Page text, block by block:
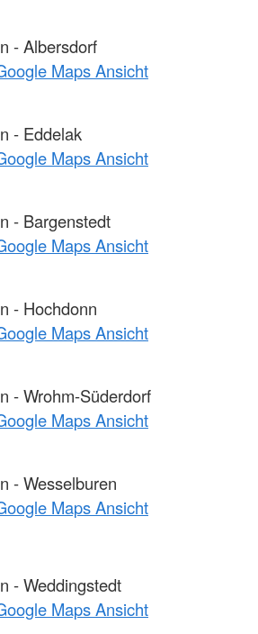
- Albersdorf
Maps Ansicht
- Eddelak
Maps Ansicht
- Bargenstedt
Maps Ansicht
- Hochdonn
Maps Ansicht
- Wrohm-Süderdorf
Maps Ansicht
- Wesselburen
Maps Ansicht
- Weddingstedt
Maps Ansicht